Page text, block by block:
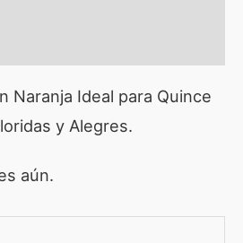
Naranja Ideal para Quince
y Alegres.
aún.